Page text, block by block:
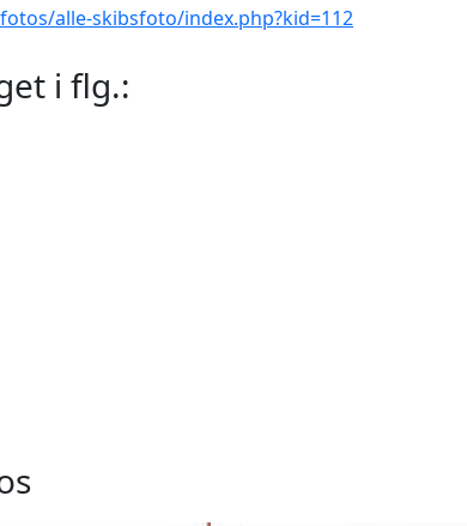
alle-skibsfoto/index.php?kid=112
i flg.: